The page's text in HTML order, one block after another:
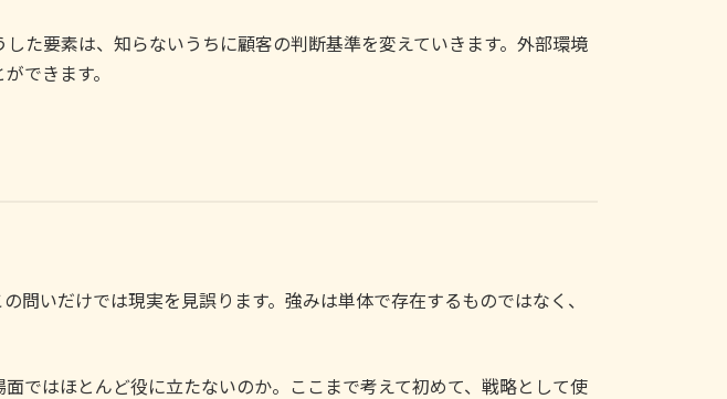
た要素は、知らないうちに顧客の判断基準を変えていきます。外部環境
できます。
問いだけでは現実を見誤ります。強みは単体で存在するものではなく、
ではほとんど役に立たないのか。ここまで考えて初めて、戦略として使